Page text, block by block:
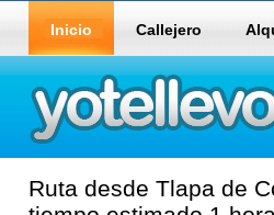
Inicio Callejero
Ruta desde Tlapa de